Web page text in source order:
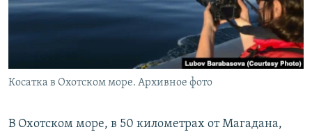
ПОБЕДИТЕЛЕЙ НЕ СУДЯТ?
УКРАИНСКАЯ ПРОБЛЕМА КРЫМА
ПРИСОЕДИНЯЙТЕСЬ!
Косатка в Охотском море. Архивное фото
В Охотском море, в 50 километрах от Магадана,